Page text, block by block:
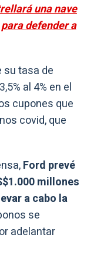
una nave
defender a
su tasa de
al 4% en el
cupones que
covid, que
Ford prevé
millones
a cabo la
se
adelantar